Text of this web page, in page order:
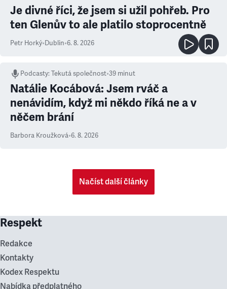
Je divné říci, že jsem si užil pohřeb. Pro
ten Glenův to ale platilo stoprocentně
Petr Horký•Dublin•6. 8. 2026
Podcasty:Tekutá společnost•39 minut
Natálie Kocábová: Jsem rváč a
nenávidím, když mi někdo říká ne a v
něčem brání
Barbora Kroužková•6. 8. 2026
Načíst další články
Respekt
Redakce
Kontakty
Kodex Respektu
Nabídka předplatného